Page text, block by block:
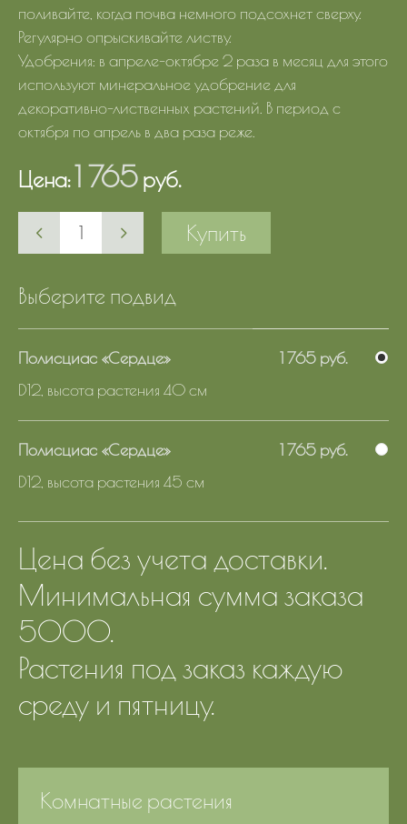
поливайте, когда почва немного подсохнет сверху.
Регулярно опрыскивайте листву.
Удобрения: в апреле-октябре 2 раза в месяц для этого
используют минеральное удобрение для
декоративно-лиственных растений. В период с
октября по апрель в два раза реже.
Цена:1 765 руб.
Купить
Выберите подвид
Полисциас «Сердце»
D12, высота растения 40 см
1 765 руб.
Полисциас «Сердце»
D12, высота растения 45 см
1 765 руб.
Цена без учета доставки.
Минимальная сумма заказа
5000.
Растения под заказ каждую
среду и пятницу.
Комнатные растения